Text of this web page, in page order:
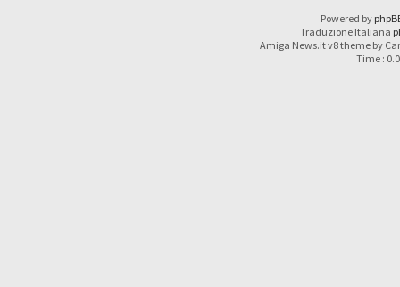
Powered by
Traduzione Italiana
Amiga News.it v8 theme by
Time :